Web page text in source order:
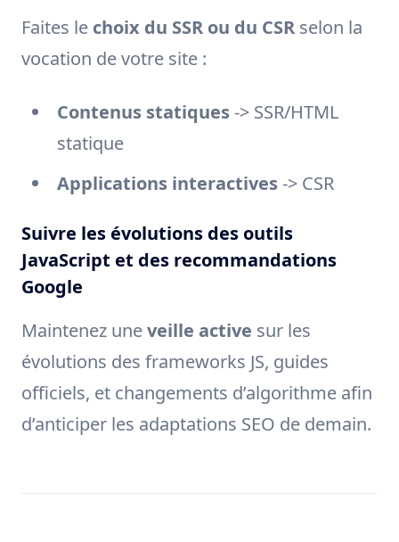
Faites le choix du SSR ou du CSR selon la
vocation de votre site :
Contenus statiques -> SSR/HTML
statique
Applications interactives -> CSR
Suivre les évolutions des outils
JavaScript et des recommandations
Google
Maintenez uneveille active sur les
évolutions des frameworks JS, guides
officiels, et changements d’algorithme afin
d’anticiper les adaptations SEO de demain.